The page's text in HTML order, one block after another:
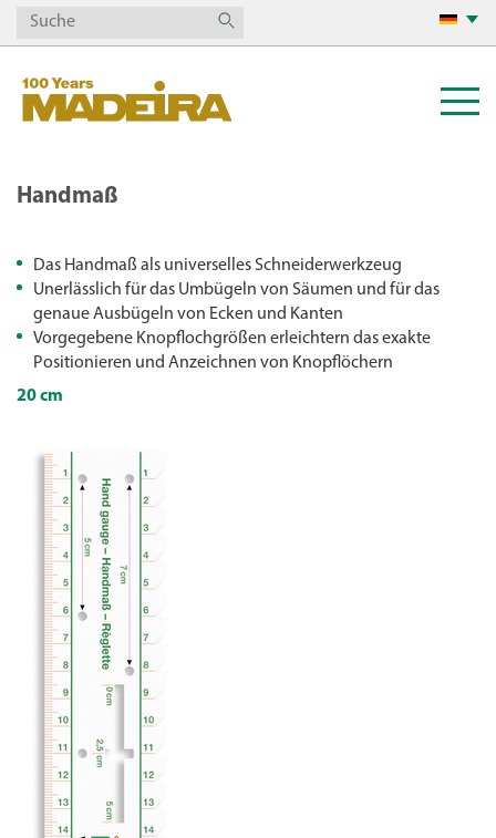
Handmaß
Das Handmaß als universelles Schneiderwerkzeug
Unerlässlich für das Umbügeln von Säumen und für das
genaue Ausbügeln von Ecken und Kanten
Vorgegebene Knopflochgrößen erleichtern das exakte
Positionieren und Anzeichnen von Knopflöchern
20 cm